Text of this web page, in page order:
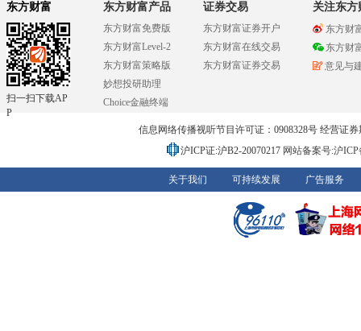
东方财富
扫一扫下载AP
P
东方财富产品
东方财富免费版
东方财富Level-2
东方财富策略版
妙想投研助理
Choice金融终端
证券交易
东方财富证券开户
东方财富在线交易
东方财富证券交易
关注东方
东方财
东方财
意见与
信息网络传播视听节目许可证：0908328号 经营证
沪ICP证:沪B2-20070217 网站备案号:沪
关于我们 可持续发展 广告服务